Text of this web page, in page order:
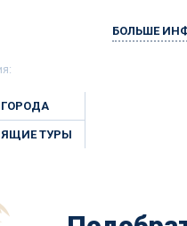
ГОРОДА
ТУРЫ
БОЛЬШЕ